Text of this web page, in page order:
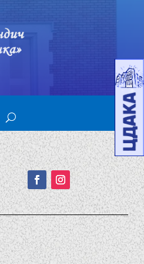
Подписывайтесь!